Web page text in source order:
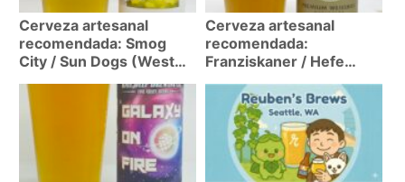
Cerveza artesanal
recomendada: Smog
City / Sun Dogs (West
Cerveza artesanal
recomendada:
Franziskaner / Hefe